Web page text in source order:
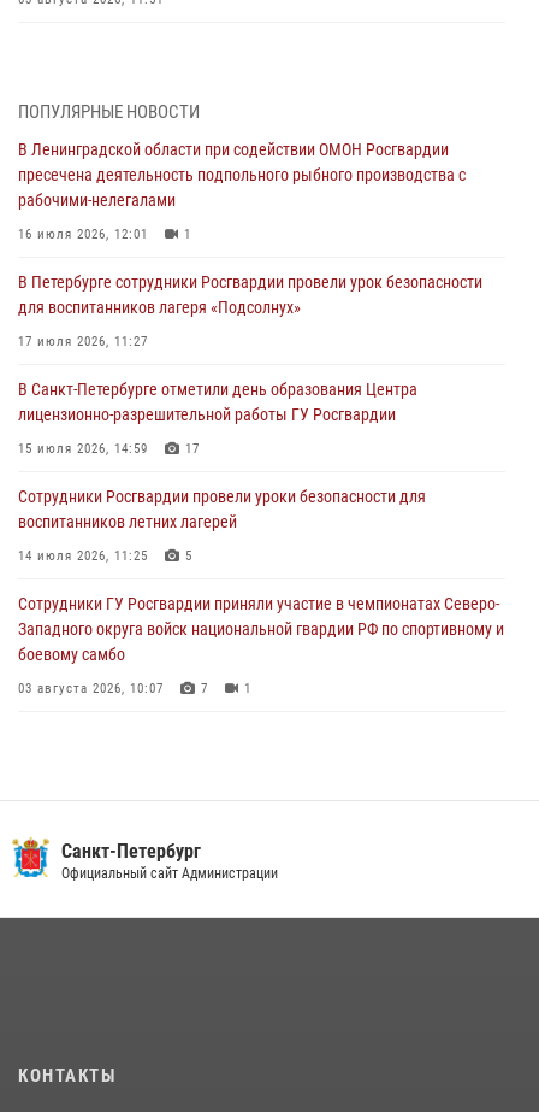
03 августа 2026, 10:15 1
Сотрудники ГУ Росгвардии приняли участие в чемпионатах Северо-
Западного округа войск национальной гвардии РФ по спортивному и
боевому самбо
03 августа 2026, 10:07
В Ленобласти сотрудники ОМОН Росгвардии оказали содействие
полиции в проведении профилактического мероприятия
03 августа 2026, 09:16
В Петербурге сотрудники Росгвардии обеспечили правопорядок в
День Воздушно-десантных войск
02 августа 2026, 19:30 10
Сотрудники Росгвардии на Пушкинской улице задержали двух
граждан, подозреваемых в попытке поджога одного из баров в
центре города
ПОПУЛЯРНЫЕ НОВОСТИ
В Ленинградской области при содействии ОМОН Росгвардии
пресечена деятельность подпольного рыбного производства с
рабочими-нелегалами
16 июля 2026, 12:01 1
В Петербурге сотрудники Росгвардии провели урок безопасности
для воспитанников лагеря «Подсолнух»
17 июля 2026, 11:27
В Санкт-Петербурге отметили день образования Центра
лицензионно-разрешительной работы ГУ Росгвардии
15 июля 2026, 14:59 17
Сотрудники Росгвардии провели уроки безопасности для
воспитанников летних лагерей
14 июля 2026, 11:25 5
Сотрудники ГУ Росгвардии приняли участие в чемпионатах Северо-
Западного округа войск национальной гвардии РФ по спортивному и
боевому самбо
03 августа 2026, 10:07 7 1
В Красногвардейском районе росгвардейцы задержали хулигана,
угрожавшего мужчине пневматическим пистолетом
на III Международном петербургском цифровом форуме
Санкт-Петербург
Официальный сайт Администрации
КОНТАКТЫ